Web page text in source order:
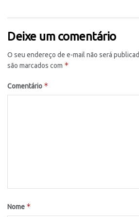
Deixe um comentário
O seu endereço de e-mail não será
são marcados com *
Comentário *
Nome *